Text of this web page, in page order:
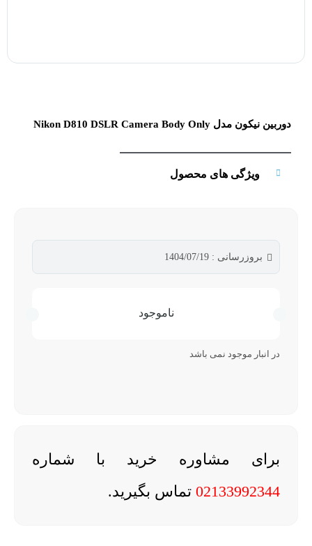
دوربین نیکون مدل Nikon D810 DSLR Camera Body Only
ویژگی های محصول
بروزرسانی : 1404/07/19
ناموجود
در انبار موجود نمی باشد
برای مشاوره خرید با شماره
02133992344 تماس بگیرید.